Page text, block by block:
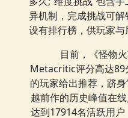
异机制，完成挑战可解
设有排行榜，供玩家与
目前，《怪物
Metacritic评分高达89
的玩家给出推荐，跻
越前作的历史峰值在
达到17914名活跃用户